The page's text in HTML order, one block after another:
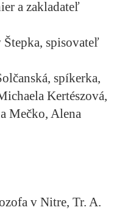
a zakladateľ
spisovateľ
spíkerka,
Kertészová,
Mečko, Alena
v Nitre, Tr. A.